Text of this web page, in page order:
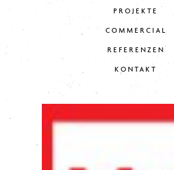
PROJEKTE
COMMERCIAL
REFERENZEN
KONTAKT